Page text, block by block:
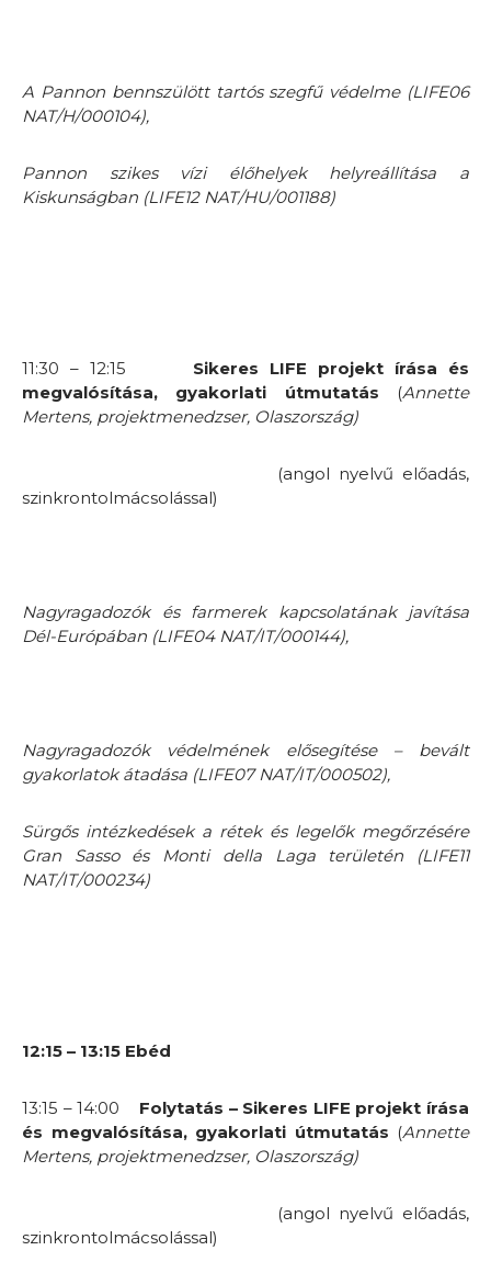
A Pannon bennszülött tartós szegfű védelme(LIFE06
NAT/H/000104),
Pannon szikes vízi élőhelyek helyreállítása a
Kiskunságban (LIFE12 NAT/HU/001188)
11:30 – 12:15 Sikeres LIFE projekt írása és
megvalósítása, gyakorlati útmutatás (Annette
Mertens, projektmenedzser, Olaszország)
(angol nyelvű előadás,
szinkrontolmácsolással)
Nagyragadozók és farmerek kapcsolatának javítása
Dél-Európában (LIFE04 NAT/IT/000144),
Nagyragadozók védelmének elősegítése – bevált
gyakorlatok átadása (LIFE07 NAT/IT/000502),
Sürgős intézkedések a rétek és legelők megőrzésére
Gran Sasso és Monti della Laga területén (LIFE11
NAT/IT/000234)
12:15 – 13:15 Ebéd
13:15 – 14:00 Folytatás – Sikeres LIFE projekt írása
és megvalósítása, gyakorlati útmutatás (Annette
Mertens, projektmenedzser, Olaszország)
(angol nyelvű előadás,
szinkrontolmácsolással)